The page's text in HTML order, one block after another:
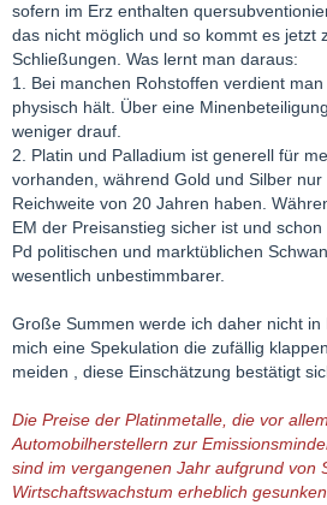
sofern im Erz enthalten
das nicht möglich und so kommt es jetzt
Schließungen. Was lernt man daraus:
1. Bei manchen Rohstoffen verdient
physisch hält. Über eine
weniger drauf.
2. Platin und Palladium ist generell für
vorhanden, während Gold und Silber
Reichweite von 20 Jahren haben.
EM der Preisanstieg sicher ist und
Pd politischen und marktüblichen
wesentlich unbestimmbarer.
Große Summen werde ich daher nicht
mich eine Spekulation die zufällig
meiden , diese Einschätzung bestätigt
Die Preise der Platinmetalle, die vor
Automobilherstellern zur
sind im vergangenen Jahr aufgrund von
Wirtschaftswachstum erheblich